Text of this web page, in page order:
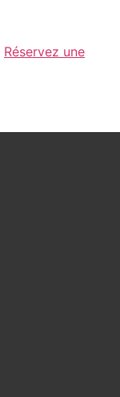
Réservez une